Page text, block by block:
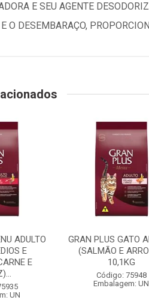
E SEU AGENTE
O DESEMBARAÇO,
ADULTO
E
E
UN
GRAN PLUS GATO
(SALMÃO E
10,1KG
Código: 75948
Embalagem: UN